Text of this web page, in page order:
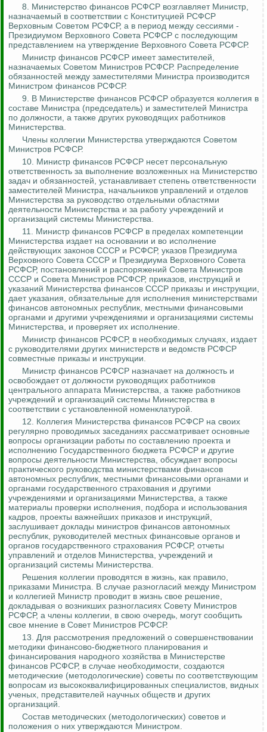
8. Министерство финансов РСФСР возглавляет Министр,
назначаемый в соответствии с Конституцией РСФСР
Верховным Советом РСФСР, а в период между сессиями -
Президиумом Верховного Совета РСФСР с последующим
представлением на утверждение Верховного Совета РСФСР.
Министр финансов РСФСР имеет заместителей,
назначаемых Советом Министров РСФСР. Распределение
обязанностей между заместителями Министра производится
Министром финансов РСФСР.
9. В Министерстве финансов РСФСР образуется коллегия в
составе Министра (председатель) и заместителей Министра
по должности, а также других руководящих работников
Министерства.
Члены коллегии Министерства утверждаются Советом
Министров РСФСР.
10. Министр финансов РСФСР несет персональную
ответственность за выполнение возложенных на Министерство
задач и обязанностей, устанавливает степень ответственности
заместителей Министра, начальников управлений и отделов
Министерства за руководство отдельными областями
деятельности Министерства и за работу учреждений и
организаций системы Министерства.
11. Министр финансов РСФСР в пределах компетенции
Министерства издает на основании и во исполнение
действующих законов СССР и РСФСР, указов Президиума
Верховного Совета СССР и Президиума Верховного Совета
РСФСР, постановлений и распоряжений Совета Министров
СССР и Совета Министров РСФСР, приказов, инструкций и
указаний Министерства финансов СССР приказы и инструкции,
дает указания, обязательные для исполнения министерствами
финансов автономных республик, местными финансовыми
органами и другими учреждениями и организациями системы
Министерства, и проверяет их исполнение.
Министр финансов РСФСР, в необходимых случаях, издает
с руководителями других министерств и ведомств РСФСР
совместные приказы и инструкции.
Министр финансов РСФСР назначает на должность и
освобождает от должности руководящих работников
центрального аппарата Министерства, а также работников
учреждений и организаций системы Министерства в
соответствии с установленной номенклатурой.
12. Коллегия Министерства финансов РСФСР на своих
регулярно проводимых заседаниях рассматривает основные
вопросы организации работы по составлению проекта и
исполнению Государственного бюджета РСФСР и другие
вопросы деятельности Министерства, обсуждает вопросы
практического руководства министерствами финансов
автономных республик, местными финансовыми органами и
органами государственного страхования и другими
учреждениями и организациями Министерства, а также
материалы проверки исполнения, подбора и использования
кадров, проекты важнейших приказов и инструкций,
заслушивает доклады министров финансов автономных
республик, руководителей местных финансовые органов и
органов государственного страхования РСФСР, отчеты
управлений и отделов Министерства, учреждений и
организаций системы Министерства.
Решения коллегии проводятся в жизнь, как правило,
приказами Министра. В случае разногласий между Министром
и коллегией Министр проводит в жизнь свое решение,
докладывая о возникших разногласиях Совету Министров
РСФСР, а члены коллегии, в свою очередь, могут сообщить
свое мнение в Совет Министров РСФСР.
13. Для рассмотрения предложений о совершенствовании
методики финансово-бюджетного планирования и
финансирования народного хозяйства в Министерстве
финансов РСФСР, в случае необходимости, создаются
методические (методологические) советы по соответствующим
вопросам из высококвалифицированных специалистов, видных
ученых, представителей научных обществ и других
организаций.
Состав методических (методологических) советов и
положения о них утверждаются Министром.